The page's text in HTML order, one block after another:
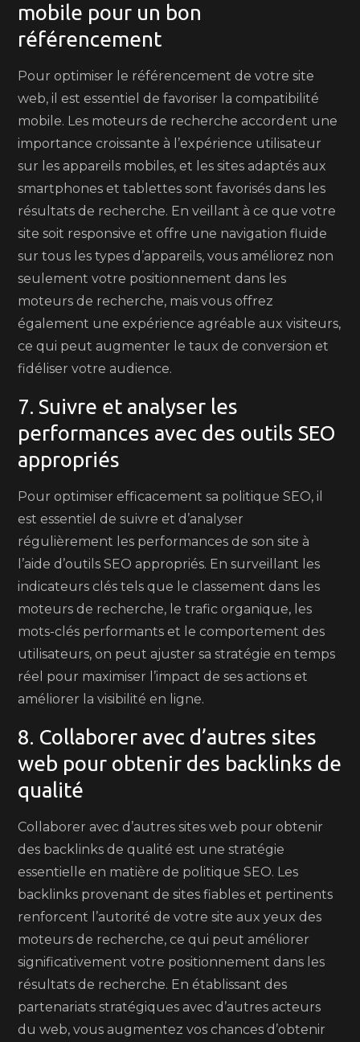
mobile pour un bon
référencement
Pour optimiser le référencement de votre site
web, il est essentiel de favoriser la compatibilité
mobile. Les moteurs de recherche accordent une
importance croissante à l’expérience utilisateur
sur les appareils mobiles, et les sites adaptés aux
smartphones et tablettes sont favorisés dans les
résultats de recherche. En veillant à ce que votre
site soit responsive et offre une navigation fluide
sur tous les types d’appareils, vous améliorez non
seulement votre positionnement dans les
moteurs de recherche, mais vous offrez
également une expérience agréable aux visiteurs,
ce qui peut augmenter le taux de conversion et
fidéliser votre audience.
7. Suivre et analyser les
performances avec des outils SEO
appropriés
Pour optimiser efficacement sa politique SEO, il
est essentiel de suivre et d’analyser
régulièrement les performances de son site à
l’aide d’outils SEO appropriés. En surveillant les
indicateurs clés tels que le classement dans les
moteurs de recherche, le trafic organique, les
mots-clés performants et le comportement des
utilisateurs, on peut ajuster sa stratégie en temps
réel pour maximiser l’impact de ses actions et
améliorer la visibilité en ligne.
8. Collaborer avec d’autres sites
web pour obtenir des backlinks de
qualité
Collaborer avec d’autres sites web pour obtenir
des backlinks de qualité est une stratégie
essentielle en matière de politique SEO. Les
backlinks provenant de sites fiables et pertinents
renforcent l’autorité de votre site aux yeux des
moteurs de recherche, ce qui peut améliorer
significativement votre positionnement dans les
résultats de recherche. En établissant des
partenariats stratégiques avec d’autres acteurs
du web, vous augmentez vos chances d’obtenir